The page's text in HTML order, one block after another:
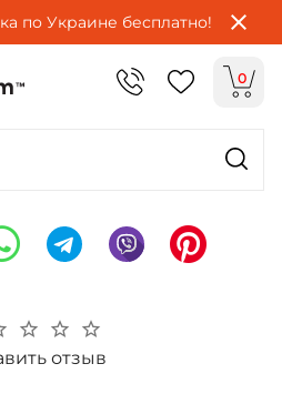
по Украине бесплатно!
0
отзыв